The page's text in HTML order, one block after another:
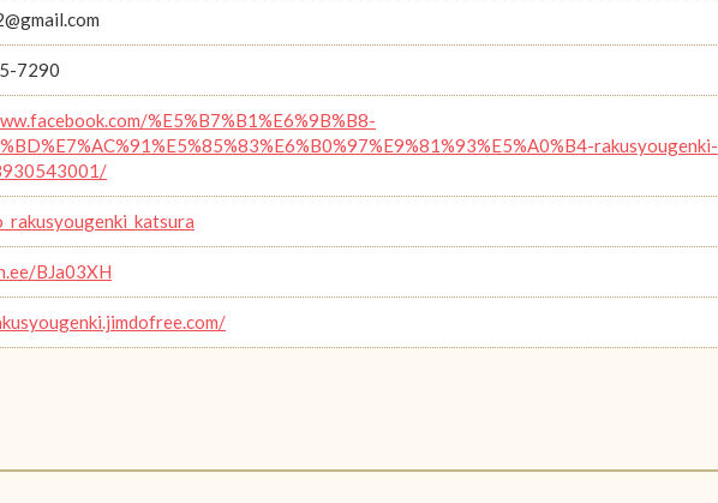
7290
%E5%B7%B1%E6%9B%B8-
rakusyougenki-
BJa03XH